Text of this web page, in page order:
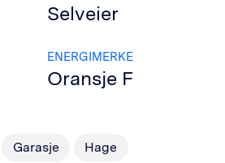
Selveier
ENERGIMERKE
Oransje F
Garasje Hage